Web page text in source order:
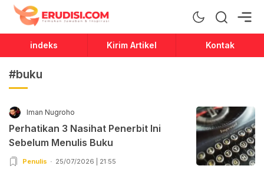
Erudisi
Temukan Jawaban dan Inspirasi
indeks Kirim Artikel Kontak
#buku
Iman Nugroho
Perhatikan 3 Nasihat Penerbit Ini
Sebelum Menulis Buku
Penulis 25/07/2026 | 21:55